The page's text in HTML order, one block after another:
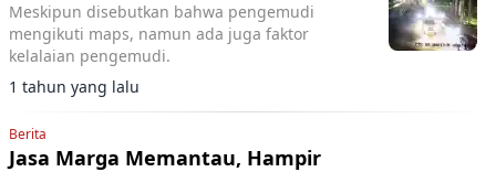
Meskipun disebutkan bahwa pengemudi
mengikuti maps, namun ada juga faktor
kelalaian pengemudi.
1 tahun yang lalu
Berita
Jasa Marga Memantau, Hampir